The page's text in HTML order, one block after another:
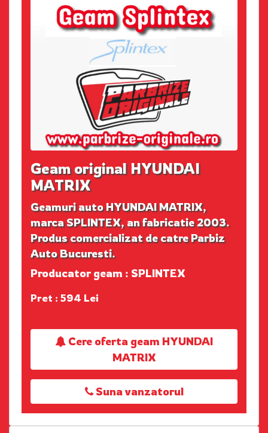
Geam original HYUNDAI
MATRIX
Geamuri auto HYUNDAI MATRIX,
marca SPLINTEX, an fabricatie 2003.
Produs comercializat de catre Parbiz
Auto Bucuresti.
Producator geam : SPLINTEX
Pret : 594 Lei
Cere oferta geam HYUNDAI
MATRIX
Suna vanzatorul